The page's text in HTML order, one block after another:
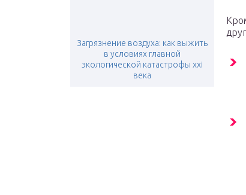
Загрязнение воздуха: как выжить
в условиях главной
экологической катастрофы xxi
века